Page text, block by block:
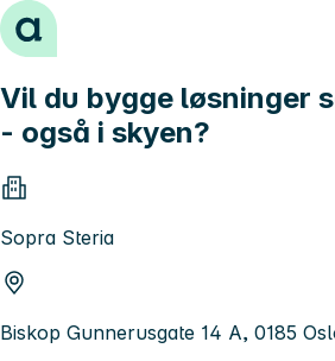
Hopp til innhold
Vil du bygge løsninger
- også i skyen?
Sopra Steria
Biskop Gunnerusgate 14 A, 0185